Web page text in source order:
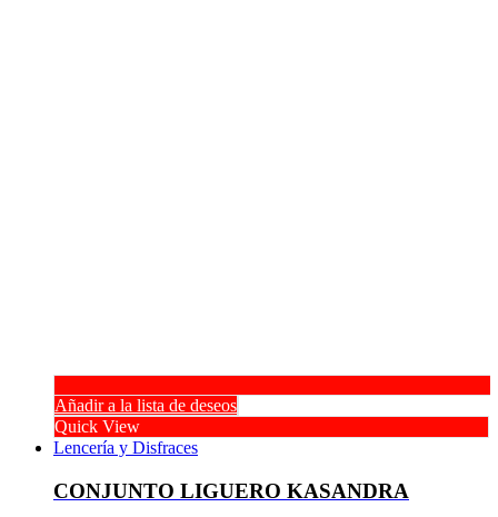
Añadir a la lista de deseos
Quick View
Lencería y Disfraces
CONJUNTO LIGUERO KASANDRA